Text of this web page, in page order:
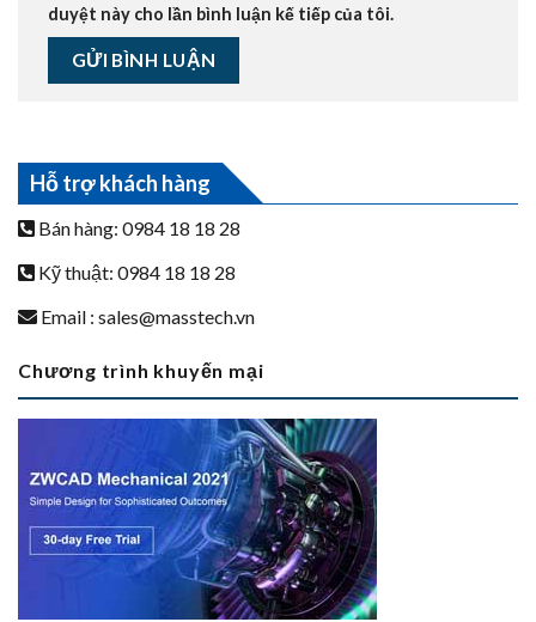
duyệt này cho lần bình luận kế tiếp của tôi.
Hỗ trợ khách hàng
Bán hàng: 0984 18 18 28
Kỹ thuật: 0984 18 18 28
Email : sales@masstech.vn
Chương trình khuyến mại